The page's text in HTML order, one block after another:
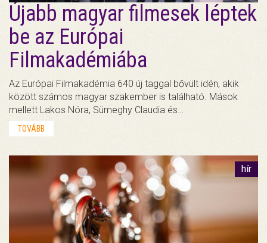
Újabb magyar filmesek léptek
be az Európai
Filmakadémiába
Az Európai Filmakadémia 640 új taggal bővült idén, akik
között számos magyar szakember is található. Mások
mellett Lakos Nóra, Sümeghy Claudia és…
TOVÁBB
hír